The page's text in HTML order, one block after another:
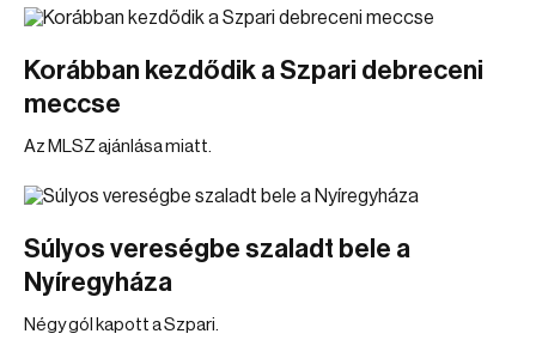
Korábban kezdődik a Szpari debreceni
meccse
Az MLSZ ajánlása miatt.
Súlyos vereségbe szaladt bele a
Nyíregyháza
Négy gól kapott a Szpari.